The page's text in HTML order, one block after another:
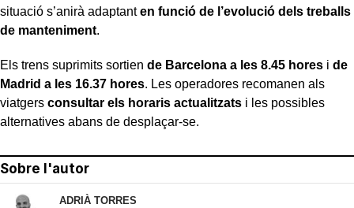
situació s’anirà adaptanten funció de l’evolució dels treballs
de manteniment.
Els trens suprimits sortien de Barcelona a les 8.45 hores i de
Madrid a les 16.37 hores. Les operadores recomanen als
viatgers consultar els horaris actualitzats i les possibles
alternatives abans de desplaçar-se.
Sobre l'autor
ADRIÀ TORRES